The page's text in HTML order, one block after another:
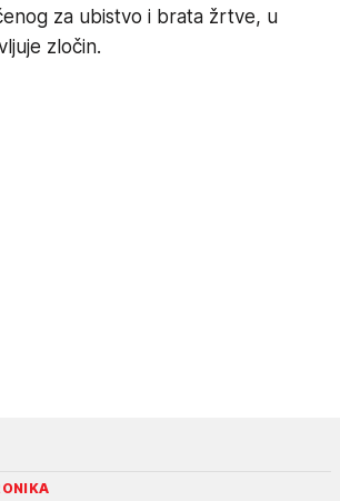
za ubistvo i brata žrtve, u
zločin.